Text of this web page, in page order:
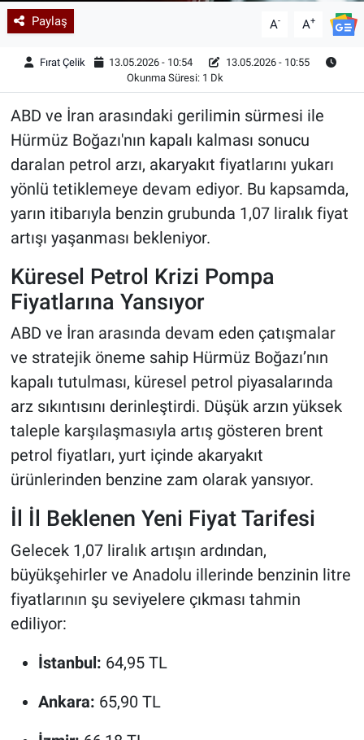
Paylaş A- A+
Fırat Çelik 13.05.2026 - 10:54
13.05.2026 - 10:55
Okunma Süresi: 1 Dk
ABD ve İran arasındaki gerilimin sürmesi ile
Hürmüz Boğazı'nın kapalı kalması sonucu
daralan petrol arzı, akaryakıt fiyatlarını yukarı
yönlü tetiklemeye devam ediyor. Bu kapsamda,
yarın itibarıyla benzin grubunda 1,07 liralık fiyat
artışı yaşanması bekleniyor.
Küresel Petrol Krizi Pompa
Fiyatlarına Yansıyor
ABD ve İran arasında devam eden çatışmalar
ve stratejik öneme sahip Hürmüz Boğazı’nın
kapalı tutulması, küresel petrol piyasalarında
arz sıkıntısını derinleştirdi. Düşük arzın yüksek
taleple karşılaşmasıyla artış gösteren brent
petrol fiyatları, yurt içinde akaryakıt
ürünlerinden benzine zam olarak yansıyor.
İl İl Beklenen Yeni Fiyat Tarifesi
Gelecek 1,07 liralık artışın ardından,
büyükşehirler ve Anadolu illerinde benzinin litre
fiyatlarının şu seviyelere çıkması tahmin
ediliyor:
İstanbul: 64,95 TL
Ankara: 65,90 TL
Astroloji-Rüya